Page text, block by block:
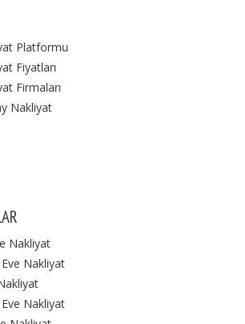
Platformu
Fiyatları
Firmaları
Nakliyat
Nakliyat
Nakliyat
Nakliyat